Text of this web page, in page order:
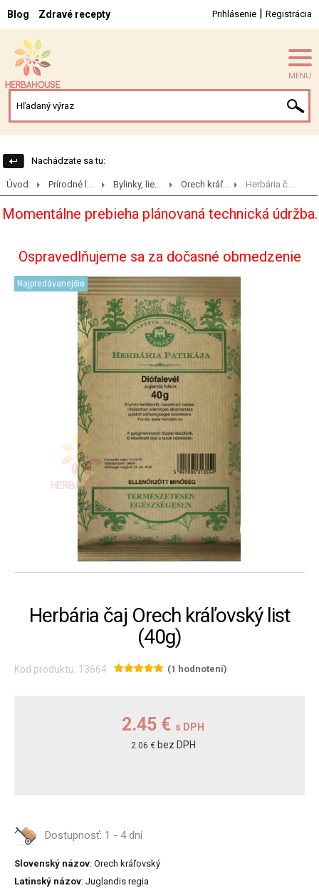
Blog Zdravé recepty Prihlásenie | Registrácia
MENU
Nachádzate sa tu:
Úvod Prírodné l... Bylinky, lie... Orech kráľ... Herbária č...
Momentálne prebieha plánovaná technická údržba.
Ospravedlňujeme sa za dočasné obmedzenie
Najpredávanejšie
Herbária čaj Orech kráľovský list
(40g)
Kód produktu: 13664 (1 hodnotení)
2.45 € s DPH
2.06 € bez DPH
Dostupnosť: 1 - 4 dní
Slovenský názov: Orech kráľovský
Latinský názov: Juglandis regia